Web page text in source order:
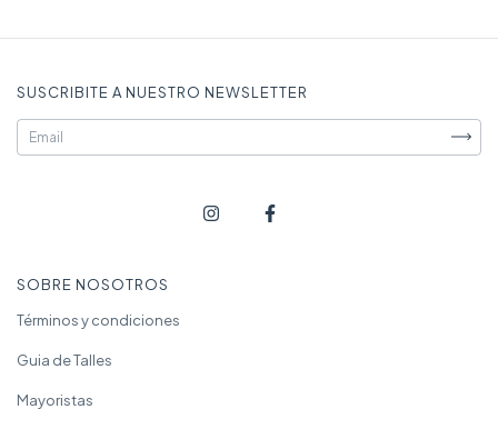
SUSCRIBITE A NUESTRO NEWSLETTER
SOBRE NOSOTROS
Términos y condiciones
Guia de Talles
Mayoristas